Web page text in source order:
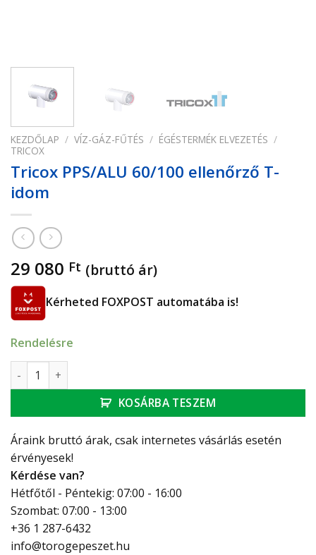
KEZDŐLAP / VÍZ-GÁZ-FŰTÉS / ÉGÉSTERMÉK ELVEZETÉS /
TRICOX
Tricox PPS/ALU 60/100 ellenőrző T-
idom
29 080 Ft (bruttó ár)
Kérheted FOXPOST automatába is!
Rendelésre
Tricox PPS/ALU 60/100 ellenőrző T-idom mennyiség
KOSÁRBA TESZEM
Áraink bruttó árak, csak internetes vásárlás esetén
érvényesek!
Kérdése van?
Hétfőtől - Péntekig: 07:00 - 16:00
Szombat: 07:00 - 13:00
+36 1 287-6432
info@torogepeszet.hu